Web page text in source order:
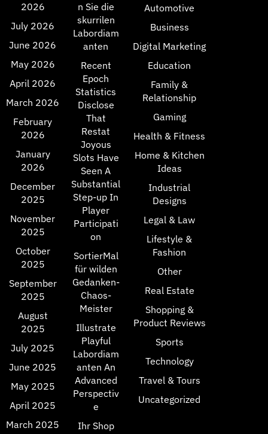
2026
July 2026
June 2026
May 2026
April 2026
March 2026
February
2026
January
2026
December
2025
November
2025
October
2025
September
2025
August
2025
July 2025
June 2025
May 2025
April 2025
March 2025
n Sie die
skurrilen
Labordiam
anten
Recent
Epoch
Statistics
Disclose
That
Restat
Joyous
Slots Have
Seen A
Substantial
Step-up In
Player
Participati
on
SortierMal
für wilden
Gedanken-
Chaos-
Meister
Illustrate
Playful
Labordiam
anten An
Advanced
Perspectiv
e
Ihr Shop
Automotive
Business
Digital Marketing
Education
Family &
Relationship
Gaming
Health & Fitness
Home & Kitchen
Ideas
Industrial
Designs
Legal & Law
Lifestyle &
Fashion
Other
Real Estate
Shopping &
Product Reviews
Sports
Technology
Travel & Tours
Uncategorized